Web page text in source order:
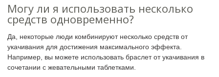
Могу ли я использовать несколько
средств одновременно?
Да, некоторые люди комбинируют несколько средств от
укачивания для достижения максимального эффекта.
Например, вы можете использовать браслет от укачивания в
сочетании с жевательными таблетками.